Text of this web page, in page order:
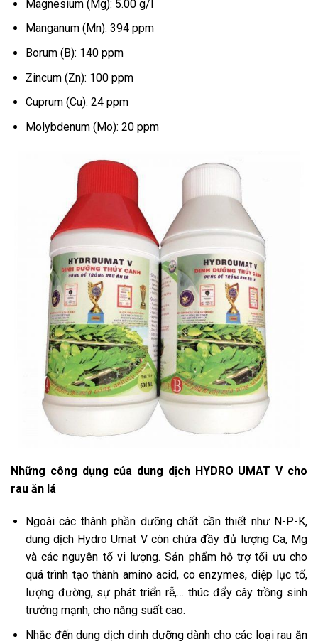
Magnesium (Mg): 5.00 g/l
Manganum (Mn): 394 ppm
Borum (B): 140 ppm
Zincum (Zn): 100 ppm
Cuprum (Cu): 24 ppm
Molybdenum (Mo): 20 ppm
Những công dụng của dung dịch HYDRO UMAT V cho
rau ăn lá
Ngoài các thành phần dưỡng chất cần thiết như N-P-K,
dung dịch Hydro Umat V còn chứa đầy đủ lượng Ca, Mg
và các nguyên tố vi lượng. Sản phẩm hỗ trợ tối ưu cho
quá trình tạo thành amino acid, co enzymes, diệp lục tố,
lượng đường, sự phát triển rễ,… thúc đẩy cây trồng sinh
trưởng mạnh, cho năng suất cao.
Nhắc đến dung dịch dinh dưỡng dành cho các loại rau ăn